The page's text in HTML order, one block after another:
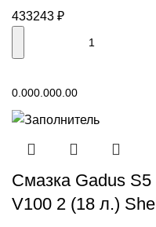
433243 ₽
0.000.000.00
Смазка Gadus S5
V100 2 (18 л.) Shell